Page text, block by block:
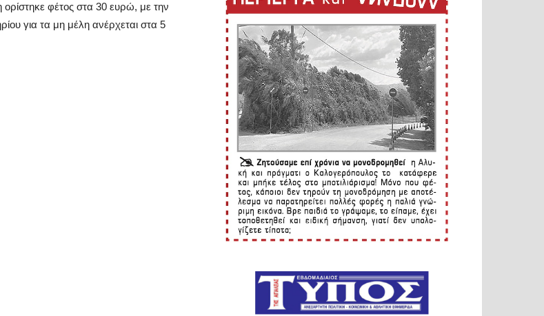
φέτος στα 30 ευρώ, με την
για τα μη μέλη ανέρχεται στα 5